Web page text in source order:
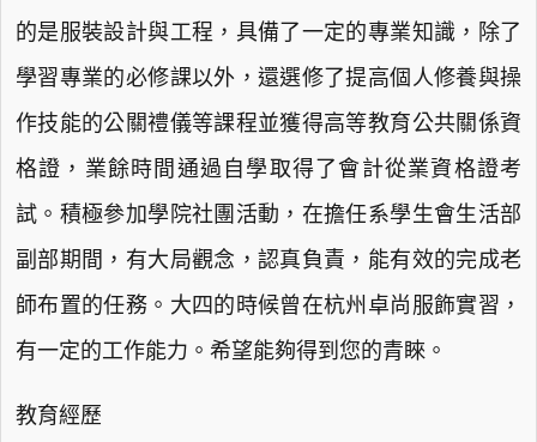
的是服裝設計與工程，具備了一定的專業知識，除了
學習專業的必修課以外，還選修了提高個人修養與操
作技能的公關禮儀等課程並獲得高等教育公共關係資
格證，業餘時間通過自學取得了會計從業資格證考
試。積極參加學院社團活動，在擔任系學生會生活部
副部期間，有大局觀念，認真負責，能有效的完成老
師布置的任務。大四的時候曾在杭州卓尚服飾實習，
有一定的工作能力。希望能夠得到您的青睞。
教育經歷